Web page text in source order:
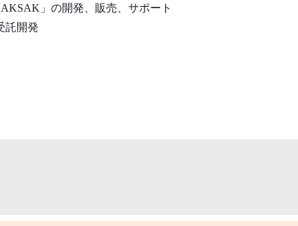
」の開発、販売、サポート
託開発